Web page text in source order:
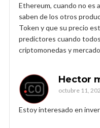
Ethereum, cuando no es
saben de los otros
Token y que su precio
predictores cuando
criptomonedas y
Hector
octubre 11,
Estoy interesado en